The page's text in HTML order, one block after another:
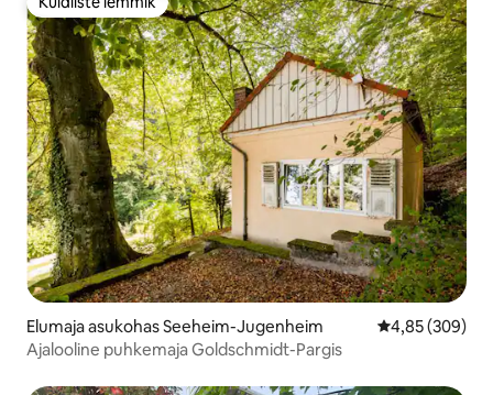
Külaliste lemmik
Elumaja asukohas Seeheim-Jugenheim Keskmine
4,85 (309)
Ajalooline puhkemaja Goldschmidt-Pargis